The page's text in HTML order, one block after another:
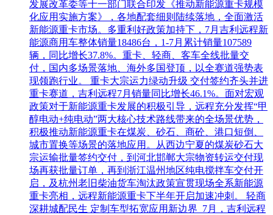
发展改革委等十一部门联合印发《推动新能源重卡规模
化应用实施方案》，各地配套细则陆续落地，全面激活
新能源重卡市场。多重利好政策加持下，7月吉利远程新
能源商用车整体销量18486台，1-7月累计销量107589
辆，同比增长37.8%。重卡、轻商、客车全线批量交
付，国内多场景落地、海外多国登顶，以全赛道强势表
现领跑行业。 重卡大宗运力绿动升级 交付签约齐头并进
重卡赛道，吉利远程7月销量同比增长46.1%。面对宏观
政策对于新能源重卡发展的积极引导，远程充分发挥“甲
醇电动+纯电动”两大核心技术路线带来的全场景优势，
积极推动新能源重卡在煤炭、砂石、商砼、港口短倒、
城市置换等场景的落地应用。从西边宁夏的煤炭砂石大
宗运输批量签约交付，到河北邯郸大宗物资转运交付现
场再获批量订单，再到浙江温州地区纯电搅拌车交付开
启，及杭州老旧柴油货车淘汰政策宣贯现场全系新能源
重卡亮相，远程新能源重卡下半年开启加速冲刺。 轻商
深耕城配民生 定制车型拓宽应用新边界 7月，吉利远程